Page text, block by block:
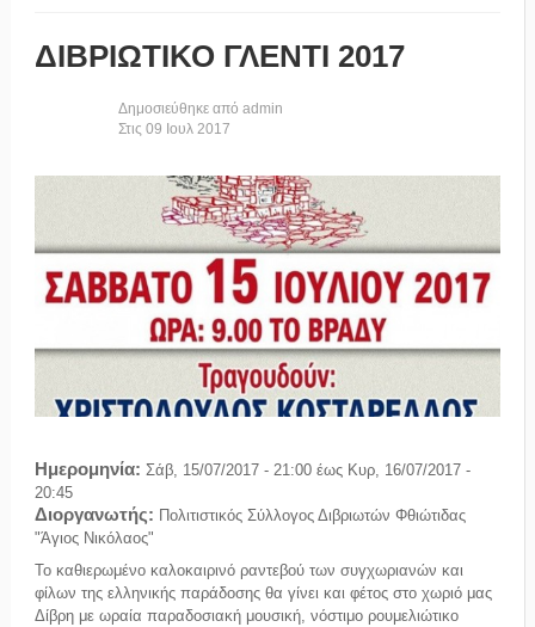
ΔΙΒΡΙΩΤΙΚΟ ΓΛΕΝΤΙ 2017
Δημοσιεύθηκε από admin
Στις 09 Ιουλ 2017
Ημερομηνία: Σάβ, 15/07/2017 - 21:00έως Κυρ, 16/07/2017 -
20:45
Διοργανωτής: Πολιτιστικός Σύλλογος Διβριωτών Φθιώτιδας
"Άγιος Νικόλαος"
Το καθιερωμένο καλοκαιρινό ραντεβού των συγχωριανών και
φίλων της ελληνικής παράδοσης θα γίνει και φέτος στο χωριό μας
Δίβρη με ωραία παραδοσιακή μουσική, νόστιμο ρουμελιώτικο